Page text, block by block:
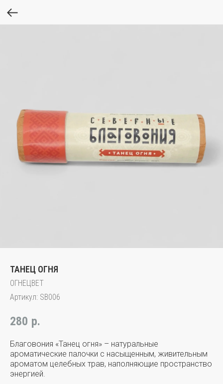
ТАНЕЦ ОГНЯ
ОГНЕЦВЕТ
Артикул: SB006
280 р.
Благовония «Танец огня» – натуральные
ароматические палочки с насыщенным, живительным
ароматом целебных трав, наполняющие пространство
энергией.